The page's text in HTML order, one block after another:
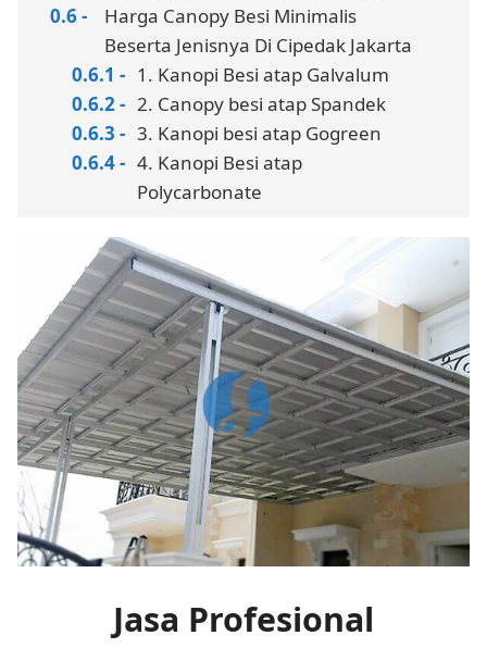
Harga Canopy Besi Minimalis
Beserta Jenisnya Di Cipedak Jakarta
1. Kanopi Besi atap Galvalum
2. Canopy besi atap Spandek
3. Kanopi besi atap Gogreen
4. Kanopi Besi atap
Polycarbonate
Jasa Profesional